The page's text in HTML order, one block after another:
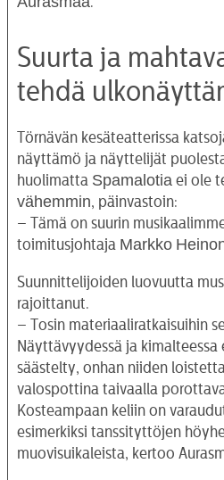
Suurta ja
tehdä
Törnävän kesäteatterissa
näyttämö ja näyttelijät
huolimatta Spamalotia ei ole
vähemmin, päinvastoin:
– Tämä on suurin
toimitusjohtaja Markko
Suunnittelijoiden luovuutta
rajoittanut.
– Tosin materiaaliratkaisuihin
Näyttävyydessä ja
säästelty, onhan niiden
valospottina taivaalla
Kosteampaan keliin on
esimerkiksi tanssityttöjen
muovisuikaleista, kertoo